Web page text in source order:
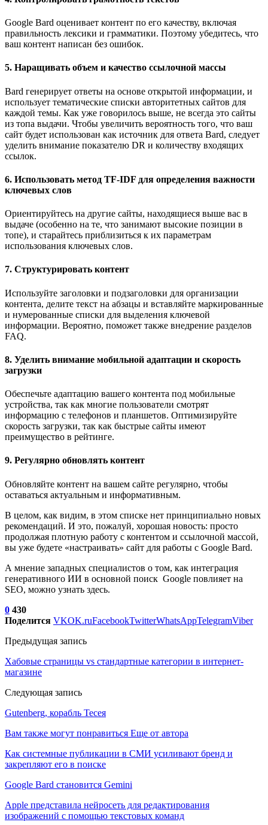
Google Bard оценивает контент по его качеству, включая
правильность лексики и грамматики. Поэтому убедитесь, что
ваш контент написан без ошибок.
5. Наращивать объем и качество ссылочной массы
Bard генерирует ответы на основе открытой информации, и
использует тематические списки авторитетных сайтов для
каждой темы. Как уже говорилось выше, не всегда это сайты
из топа выдачи. Чтобы увеличить вероятность того, что ваш
сайт будет использован как источник для ответа Bard, следует
уделить внимание показателю DR и количеству входящих
ссылок.
6. Использовать метод TF-IDF для определения важности
ключевых слов
Ориентируйтесь на другие сайты, находящиеся выше вас в
выдаче (особенно на те, что занимают высокие позиции в
топе), и старайтесь приблизиться к их параметрам
использования ключевых слов.
7. Структурировать контент
Используйте заголовки и подзаголовки для организации
контента, делите текст на абзацы и вставляйте маркированные
и нумерованные списки для выделения ключевой
информации. Вероятно, поможет также внедрение разделов
FAQ.
8. Уделить внимание мобильной адаптации и скорость
загрузки
Обеспечьте адаптацию вашего контента под мобильные
устройства, так как многие пользователи смотрят
информацию с телефонов и планшетов. Оптимизируйте
скорость загрузки, так как быстрые сайты имеют
преимущество в рейтинге.
9. Регулярно обновлять контент
Обновляйте контент на вашем сайте регулярно, чтобы
оставаться актуальным и информативным.
В целом, как видим, в этом списке нет принципиально новых
рекомендаций. И это, пожалуй, хорошая новость: просто
продолжая плотную работу с контентом и ссылочной массой,
вы уже будете «настраивать» сайт для работы с Google Bard.
А мнение западных специалистов о том, как интеграция
генеративного ИИ в основной поиск Google повлияет на
SEO, можно узнать здесь.
0 430
Поделится VKOK.ruFacebookTwitterWhatsAppTelegramViber
Предыдущая запись
Хабовые страницы vs стандартные категории в интернет-
магазине
Следующая запись
Gutenberg, корабль Тесея
Вам также могут понравиться Еще от автора
Как системные публикации в СМИ усиливают бренд и
закрепляют его в поиске
Google Bard становится Gemini
Apple представила нейросеть для редактирования
изображений с помощью текстовых команд